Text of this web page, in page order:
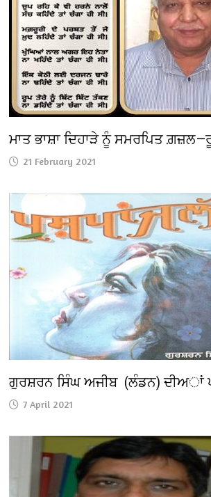
ਮਾਤ ਭਾਸ਼ਾ ਦਿਹਾੜੇ ਨੂੰ ਸਮਰਪਿਤ
21 February 2021
ਗੁਰਸ਼ਰਨ ਸਿੰਘ ਅਜੀਬ (ਲੰਡਨ) ਦੀਅਾਂ
7 April 2021